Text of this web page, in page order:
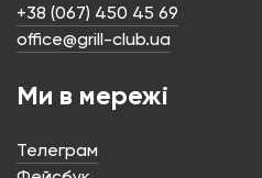
+38 (067) 450 45 69
office@grill-club.ua
Ми в мережі
Телеграм